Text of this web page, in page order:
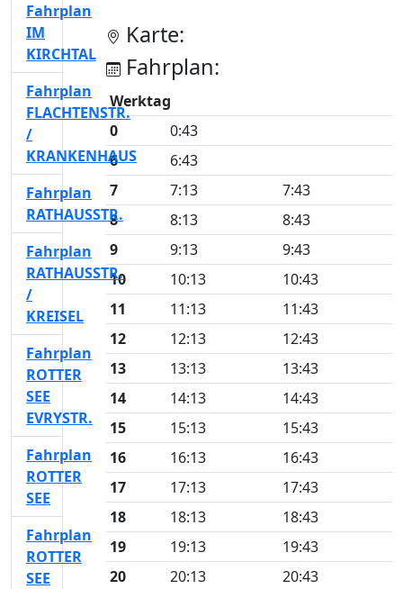
Karte:
Fahrplan:
Werktag
0
0:43
6
6:43
7
7:13
7:43
8
8:13
8:43
9
9:13
9:43
10
10:13
10:43
11
11:13
11:43
12
12:13
12:43
13
13:13
13:43
14
14:13
14:43
15
15:13
15:43
16
16:13
16:43
17
17:13
17:43
18
18:13
18:43
19
19:13
19:43
20
20:13
20:43
Fahrplan
IM
KIRCHTAL
Fahrplan
FLACHTENSTR.
/
KRANKENHAUS
Fahrplan
RATHAUSSTR.
Fahrplan
RATHAUSSTR.
/
KREISEL
Fahrplan
ROTTER
SEE
EVRYSTR.
Fahrplan
ROTTER
SEE
Fahrplan
ROTTER
SEE